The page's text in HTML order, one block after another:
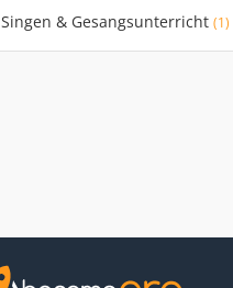
Singen & Gesangsunterricht (1)